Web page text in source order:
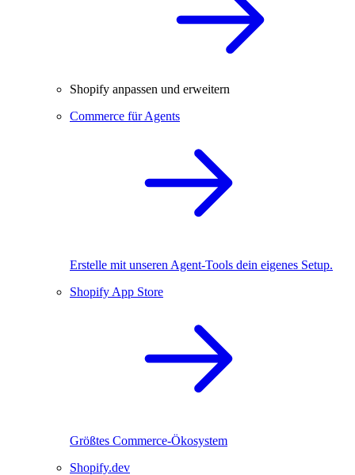
Shopify anpassen und erweitern
Commerce für Agents
Erstelle mit unseren Agent-Tools dein eigenes Setup.
Shopify App Store
Größtes Commerce-Ökosystem
Shopify.dev